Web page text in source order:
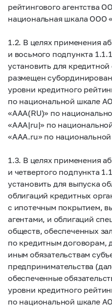
рейтингового агентства
национальная шкала ООО
1.2. В целях применения
и восьмого подпункта
установить для
размещен
уровни кредитного
по национальной шкале
«AAA(RU)» по
«AAA|ru|» по
«AAA.ru» по
1.3. В целях применения
и четвертого подпункта
установить для выпуска
облигаций кредитных
с ипотечным покрытием,
агентами, и облигаций
обществ, обеспеченных
по кредитным договорам,
иным обязательствам
предпринимательства
обеспеченные
уровни кредитного
по национальной шкале